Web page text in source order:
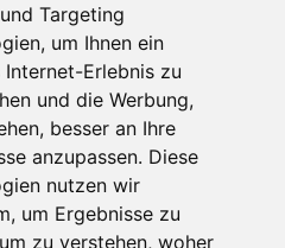
Targeting
um Ihnen ein
Internet-Erlebnis zu
und die Werbung,
besser an Ihre
anzupassen. Diese
nutzen wir
um Ergebnisse zu
zu verstehen, woher